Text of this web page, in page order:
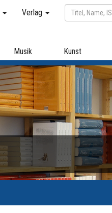
Verlag
Musik Kunst